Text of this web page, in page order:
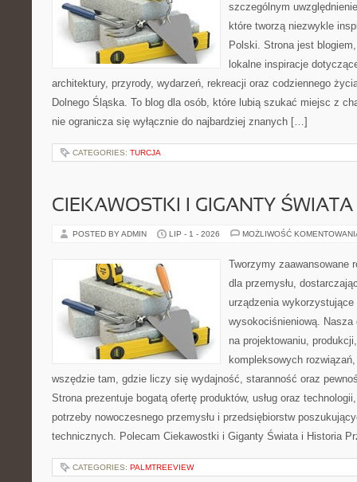
szczególnym
które tworzą niezwykle
Polski. Strona jest
lokalne inspiracje
architektury, przyrody, wydarzeń, rekreacji oraz codziennego
Dolnego Śląska. To blog dla osób, które lubią szukać miejsc z
nie ogranicza się wyłącznie do najbardziej znanych […]
CATEGORIES: TURCJA
CIEKAWOSTKI I GIGANTY ŚWIATA
POSTED BY ADMIN LIP - 1 - 2026 MOŻLIWOŚĆ
Tworzymy zaawansowane
dla przemysłu,
urządzenia wykorzystujące
wysokociśnieniową. Nasza
na projektowaniu,
kompleksowych
wszędzie tam, gdzie liczy się wydajność, staranność oraz
Strona prezentuje bogatą ofertę produktów, usług oraz
potrzeby nowoczesnego przemysłu i przedsiębiorstw
technicznych. Polecam Ciekawostki i Giganty Świata i Historia
CATEGORIES: PALMTREEVIEW